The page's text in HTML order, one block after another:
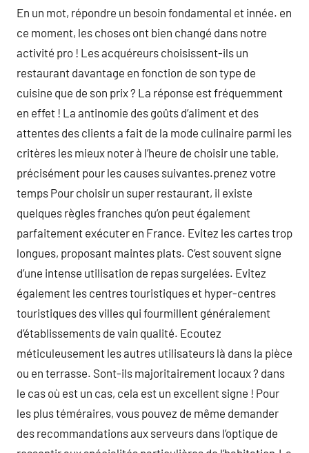
En un mot, répondre un besoin fondamental et innée. en
ce moment, les choses ont bien changé dans notre
activité pro ! Les acquéreurs choisissent-ils un
restaurant davantage en fonction de son type de
cuisine que de son prix ? La réponse est fréquemment
en effet ! La antinomie des goûts d’aliment et des
attentes des clients a fait de la mode culinaire parmi les
critères les mieux noter à l’heure de choisir une table,
précisément pour les causes suivantes.prenez votre
temps Pour choisir un super restaurant, il existe
quelques règles franches qu’on peut également
parfaitement exécuter en France. Evitez les cartes trop
longues, proposant maintes plats. C’est souvent signe
d’une intense utilisation de repas surgelées. Evitez
également les centres touristiques et hyper-centres
touristiques des villes qui fourmillent généralement
d’établissements de vain qualité. Ecoutez
méticuleusement les autres utilisateurs là dans la pièce
ou en terrasse. Sont-ils majoritairement locaux ? dans
le cas où est un cas, cela est un excellent signe ! Pour
les plus téméraires, vous pouvez de même demander
des recommandations aux serveurs dans l’optique de